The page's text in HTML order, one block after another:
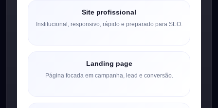
Site profissional
Institucional, responsivo, rápido e preparado para SEO.
Landing page
Página focada em campanha, lead e conversão.